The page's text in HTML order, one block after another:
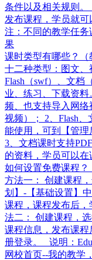
条件以及相关规则
发布课程，学员就可
注：不同的教学任
果
课时类型有哪些？（
十二种类型：图文、
Flash（swf）、文档
业、练习、下载资
频、也支持导入网
视频）； 2、Flash
能使用，可到【管理
3、文档课时支持
的资料，学员可以
如何设置免费课程？
方法一： 创建课程
划】-【基础设置】
课程，课程发布后
法二： 创建课程，
课程信息，发布课
册登录。 说明：
网校首页--我的教学